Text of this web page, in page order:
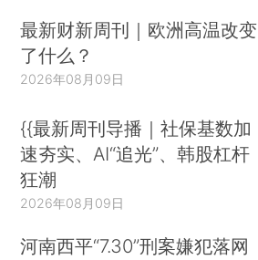
最新财新周刊｜欧洲高温改变
了什么？
2026年08月09日
{{最新周刊导播｜社保基数加
速夯实、AI“追光”、韩股杠杆
狂潮
2026年08月09日
河南西平“7.30”刑案嫌犯落网